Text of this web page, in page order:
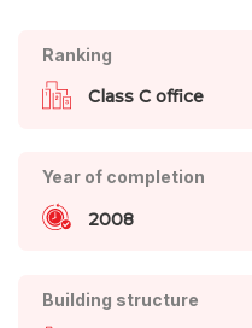
Ranking
Class C office
Year of completion
2008
Building structure